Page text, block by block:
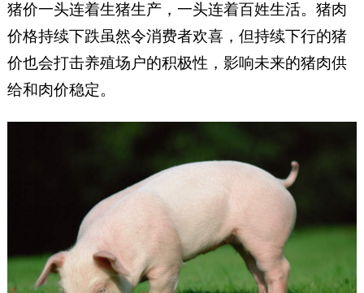
猪价一头连着生猪生产，一头连着百姓生活。猪肉
价格持续下跌虽然令消费者欢喜，但持续下行的猪
价也会打击养殖场户的积极性，影响未来的猪肉供
给和肉价稳定。